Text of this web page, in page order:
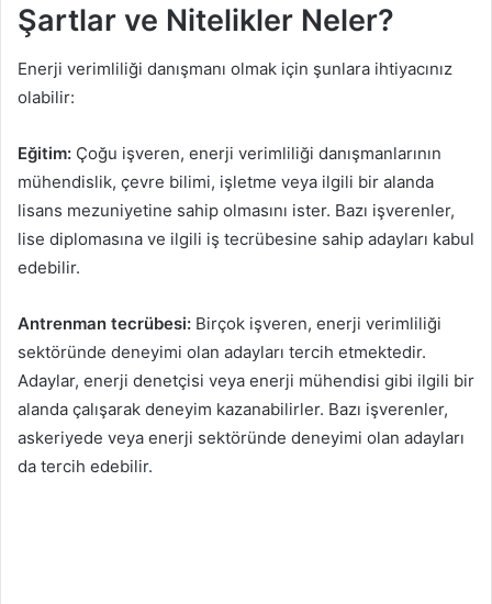
Şartlar ve Nitelikler Neler?
Enerji verimliliği danışmanı olmak için şunlara ihtiyacınız
olabilir:
Eğitim: Çoğu işveren, enerji verimliliği danışmanlarının
mühendislik, çevre bilimi, işletme veya ilgili bir alanda
lisans mezuniyetine sahip olmasını ister. Bazı işverenler,
lise diplomasına ve ilgili iş tecrübesine sahip adayları kabul
edebilir.
Antrenman tecrübesi: Birçok işveren, enerji verimliliği
sektöründe deneyimi olan adayları tercih etmektedir.
Adaylar, enerji denetçisi veya enerji mühendisi gibi ilgili bir
alanda çalışarak deneyim kazanabilirler. Bazı işverenler,
askeriyede veya enerji sektöründe deneyimi olan adayları
da tercih edebilir.